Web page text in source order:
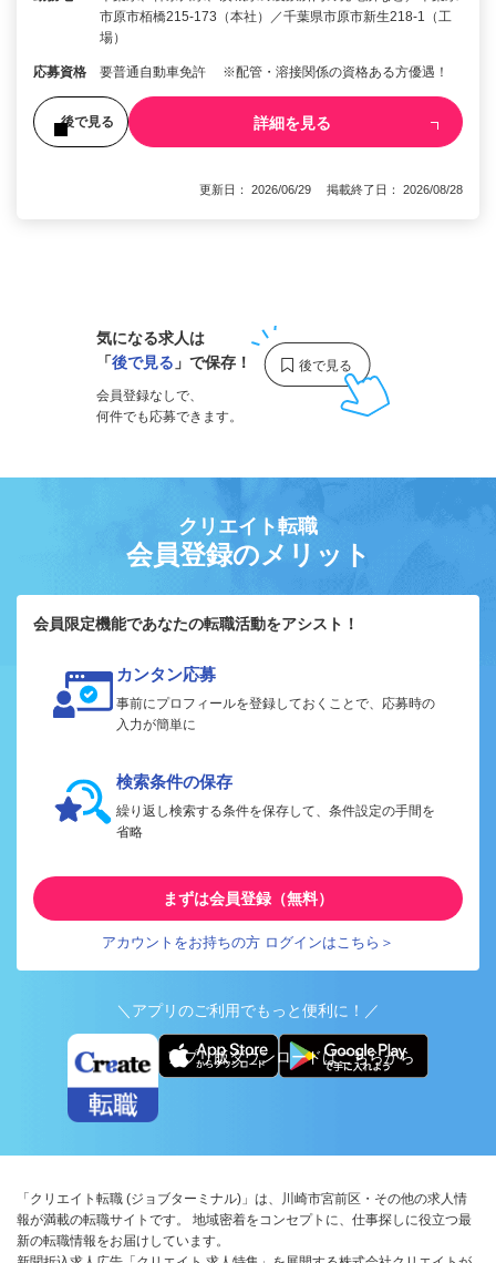
市原市栢橋215-173（本社）／千葉県市原市新生218-1（工
場）
応募資格 要普通自動車免許 ※配管・溶接関係の資格ある方優遇！
後で見る 詳細を見る
更新日： 2026/06/29 掲載終了日： 2026/08/28
気になる求人は
「後で見る 」で保存！
会員登録なしで、
何件でも応募できます。
クリエイト転職
会員登録のメリット
会員限定機能であなたの転職活動をアシスト！
カンタン応募
事前にプロフィールを登録しておくことで、応募時の
入力が簡単に
検索条件の保存
繰り返し検索する条件を保存して、条件設定の手間を
省略
まずは会員登録（無料）
アカウントをお持ちの方 ログインはこちら＞
＼アプリのご利用でもっと便利に！／
アプリ版ダウンロードはこちらから
「クリエイト転職 (ジョブターミナル)」は、川崎市宮前区・その他の求人情
報が満載の転職サイトです。 地域密着をコンセプトに、仕事探しに役立つ最
新の転職情報をお届けしています。